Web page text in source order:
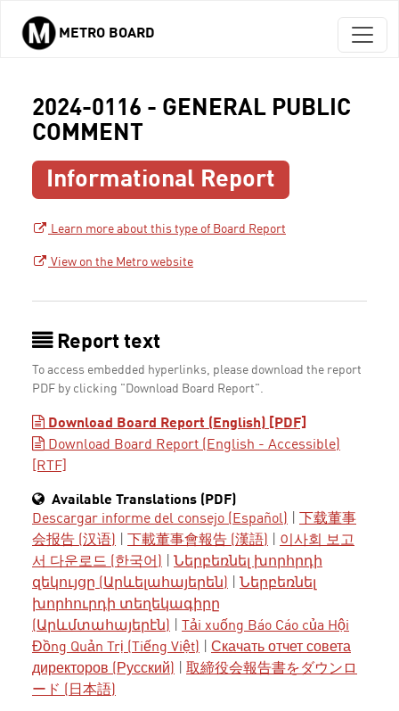
Skip to main content
METRO BOARD
2024-0116 - GENERAL PUBLIC
COMMENT
Informational Report
Learn more about this type of Board Report
View on the Metro website
Report text
To access embedded hyperlinks, please download the report
PDF by clicking "Download Board Report".
Download Board Report (English) [PDF]
Download Board Report (English - Accessible)
[RTF]
Available Translations (PDF)
Descargar informe del consejo (Español)
下载董事
会报告 (汉语)
下載董事會報告 (漢語)
이사회 보고
서 다운로드 (한국어)
Ներբեռնել խորհրդի
զեկույցը (Արևելահայերեն)
Ներբեռնել
խորհուրդի տեղեկագիրը
(Արևմտահայերէն)
Tải xuống Báo Cáo của Hội
Đồng Quản Trị (Tiếng Việt)
Скачать отчет совета
директоров (Русский)
取締役会報告書をダウンロ
ード (日本語)